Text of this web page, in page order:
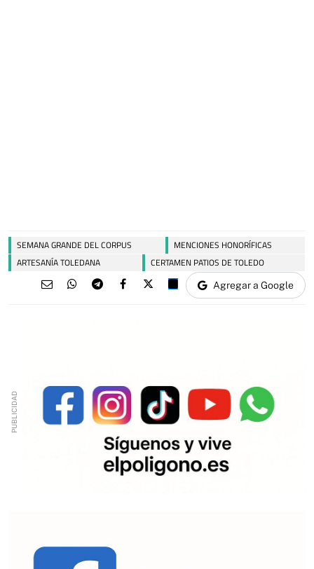
SEMANA GRANDE DEL CORPUS
MENCIONES HONORÍFICAS
ARTESANÍA TOLEDANA
CERTAMEN PATIOS DE TOLEDO
Agregar a Google